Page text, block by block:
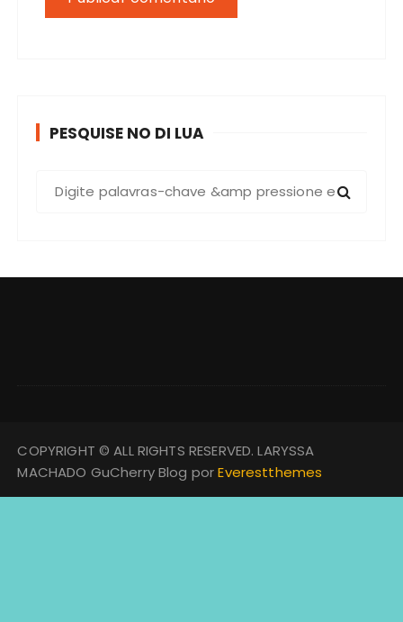
PESQUISE NO DI LUA
COPYRIGHT © ALL RIGHTS RESERVED. LARYSSA
MACHADO GuCherry Blog porEverestthemes